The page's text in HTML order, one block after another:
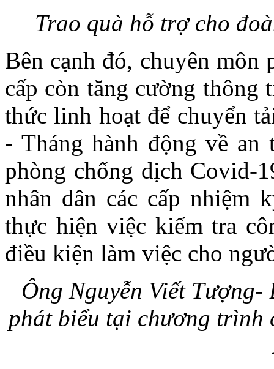
Trao quà hỗ trợ cho
Bên cạnh đó, chuyên môn
cấp còn tăng cường thông
thức linh hoạt để chuyển
- Tháng hành động về an
phòng chống dịch Covid-
nhân dân các cấp nhiệm
thực hiện việc kiểm tra
điều kiện làm việc cho
Ông Nguyễn Viết
phát biểu tại chương trình